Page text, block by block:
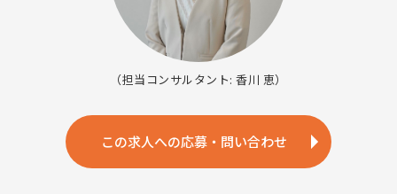
（担当コンサルタント: 香川 恵）
この求人への応募・問い合わせ